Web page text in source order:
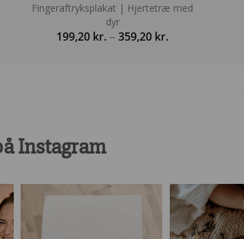
Fingeraftryksplakat | Hjertetræ med
dyr
199,20 kr. – 359,20 kr.Prisinterval:
Instagram